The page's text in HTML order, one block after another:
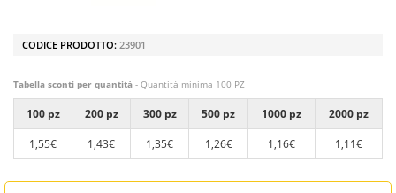
CODICE PRODOTTO: 23901
Tabella sconti per quantità - Quantità minima 100 PZ
100 pz 200 pz 300 pz 500 pz 1000 pz
2000 pz
1,55€
1,43€ 1,35€ 1,26€ 1,16€ 1,11€